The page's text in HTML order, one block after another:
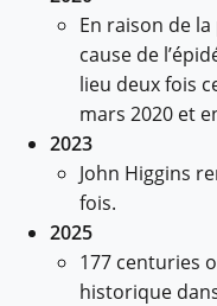
En raison de
cause de
lieu deux fois
mars 2020 et
2023
John Higgins
fois.
2025
177 centuries
historique